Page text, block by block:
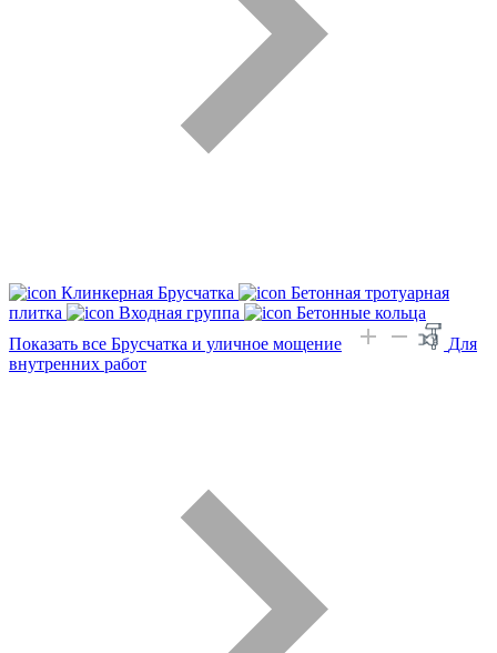
Клинкерная Брусчатка
Бетонная тротуарная
плитка
Входная группа
Бетонные кольца
Показать все Брусчатка и уличное мощение
Для
внутренних работ